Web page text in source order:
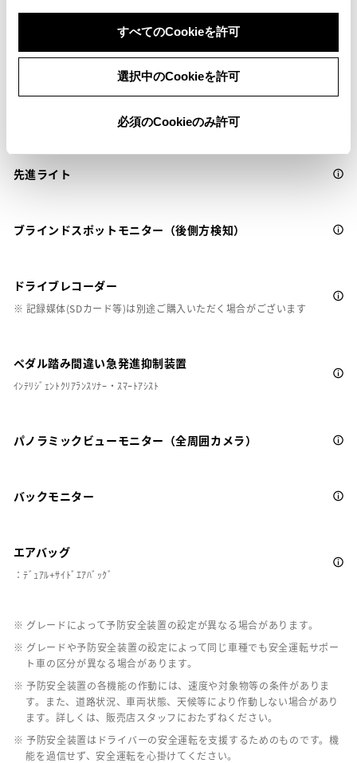
すべてのCookieを許可
選択中のCookieを許可
必須のCookieのみ許可
車線逸脱警報
クルーズコントロール
先進ライト
ブラインドスポットモニター（後側方検知）
ドライブレコーダー
※ 記録媒体(SDカード等)は別途ご購入いただく場合がございます
ペダル踏み間違い急発進抑制装置
ｲﾝﾃﾘｼﾞｪﾝﾄｸﾘｱﾗﾝｽｿﾅｰ・ｽﾏｰﾄｱｼｽﾄ
パノラミックビューモニター（全周囲カメラ）
バックモニター
エアバッグ
：ﾃﾞｭｱﾙ+ｻｲﾄﾞｴｱﾊﾞｯｸﾞ
※ グレードによって予防安全装置の設定が異なる場合があります。
※ グレードや予防安全装置の設定によって同じ車種でも安全運転サポー
ト車の区分が異なる場合があります。
※ 予防安全装置の各機能の作動には、速度や対象物等の条件がありま
す。また、道路状況、車両状態、天候等により作動しない場合があり
ます。詳しくは、販売店スタッフにおたずねください。
※ 予防安全装置はドライバーの安全運転を支援するためのものです。機
能を過信せず、安全運転を心掛けてください。